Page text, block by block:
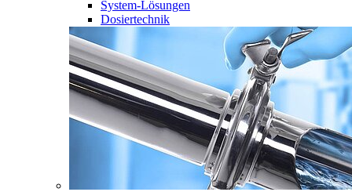
System-Lösungen
Dosiertechnik